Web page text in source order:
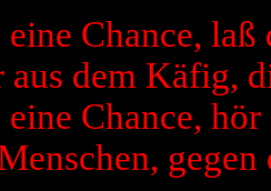
Chance,
dem Käfig,
Chance,